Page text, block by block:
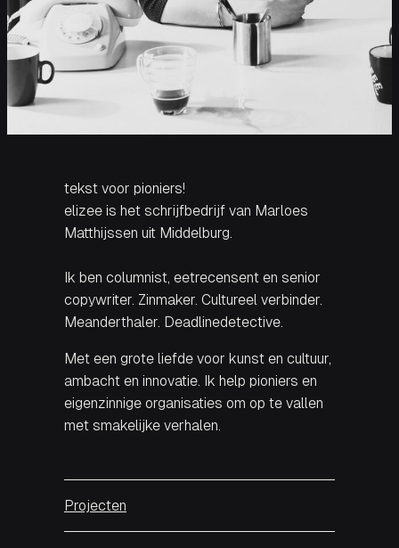
tekst voor pioniers!
elizee is het schrijfbedrijf van Marloes
Matthijssen uit Middelburg.
Ik ben columnist, eetrecensent en senior
copywriter. Zinmaker. Cultureel verbinder.
Meanderthaler. Deadlinedetective.
Met een grote liefde voor kunst en cultuur,
ambacht en innovatie. Ik help pioniers en
eigenzinnige organisaties om op te vallen
met smakelijke verhalen.
Projecten